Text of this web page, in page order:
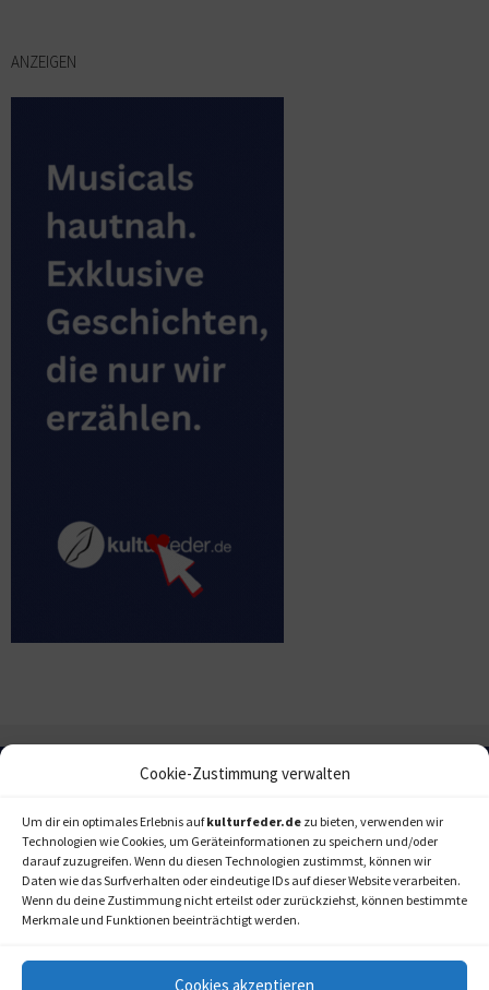
Cookie-Zustimmung verwalten
Um dir ein optimales Erlebnis aufkulturfeder.de zu bieten, verwenden wir
Technologien wie Cookies, um Geräteinformationen zu speichern und/oder
darauf zuzugreifen. Wenn du diesen Technologien zustimmst, können wir
Daten wie das Surfverhalten oder eindeutige IDs auf dieser Website verarbeiten.
Wenn du deine Zustimmung nicht erteilst oder zurückziehst, können bestimmte
Merkmale und Funktionen beeinträchtigt werden.
Cookies akzeptieren
ANZEIGEN